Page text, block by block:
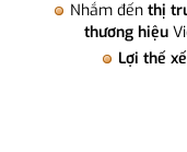
Nhắm đến thị
thương hiệu
Lợi thế